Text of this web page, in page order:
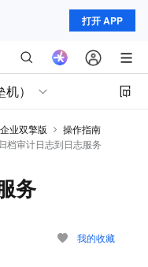
打开 APP
）
业双擎版
操作指南
档审计日志到日志服务
务
我的收藏